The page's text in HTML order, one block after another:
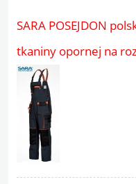
SARA POSEJDON
tkaniny opornej na